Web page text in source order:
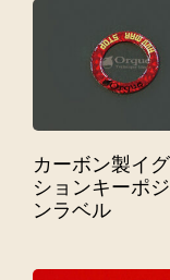
カーボン製イ
ションキーポ
ンラベル